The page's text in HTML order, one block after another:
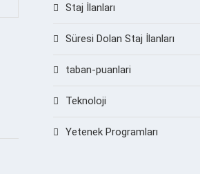
Staj İlanları
Süresi Dolan Staj İlanları
taban-puanlari
Teknoloji
Yetenek Programları